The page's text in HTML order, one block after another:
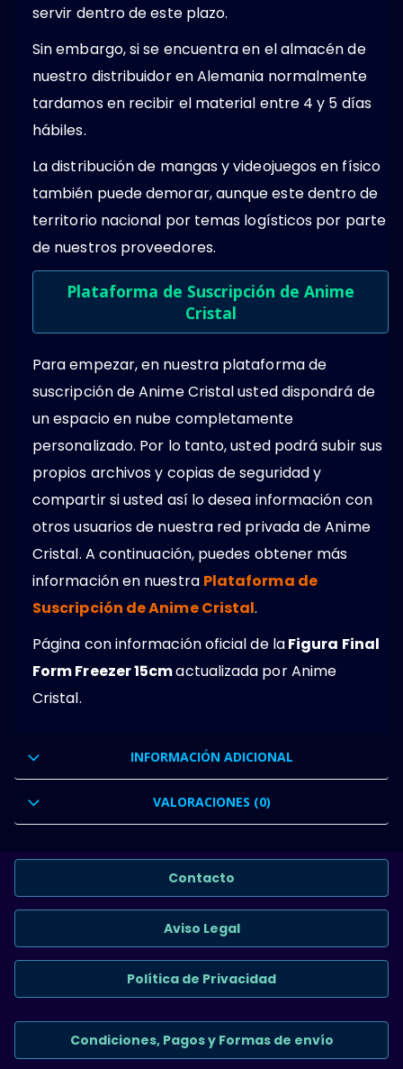
servir dentro de este plazo.
Sin embargo, si se encuentra en el almacén de
nuestro distribuidor en Alemania normalmente
tardamos en recibir el material entre 4 y 5 días
hábiles.
La distribución de mangas y videojuegos en físico
también puede demorar, aunque este dentro de
territorio nacional por temas logísticos por parte
de nuestros proveedores.
Plataforma de Suscripción de Anime
Cristal
Para empezar, en nuestra plataforma de
suscripción de Anime Cristal usted dispondrá de
un espacio en nube completamente
personalizado. Por lo tanto, usted podrá subir sus
propios archivos y copias de seguridad y
compartir si usted así lo desea información con
otros usuarios de nuestra red privada de Anime
Cristal. A continuación, puedes obtener más
información en nuestra Plataforma de
Suscripción de Anime Cristal.
Página con información oficial de laFigura Final
Form Freezer 15cmactualizada por Anime
Cristal.
INFORMACIÓN ADICIONAL
VALORACIONES (0)
Contacto
Aviso Legal
Política de Privacidad
Condiciones, Pagos y Formas de envío